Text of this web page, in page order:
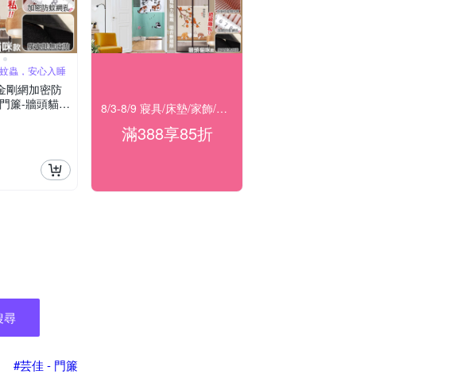
蟲，安心入睡
剛網加密防
簾-牆頭貓咪
孔門簾 防蚊
吸門簾/YJ
8/3-8/9 寢具/床墊/家飾/開運 滿388享85折
滿388享85折
尋
#芸佳 - 門簾